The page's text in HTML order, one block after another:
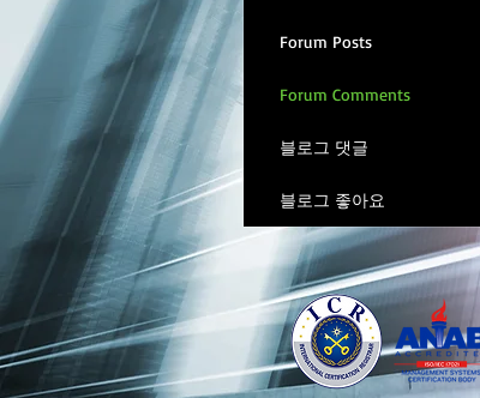
Forum Posts
Forum Comments
블로그 댓글
블로그 좋아요